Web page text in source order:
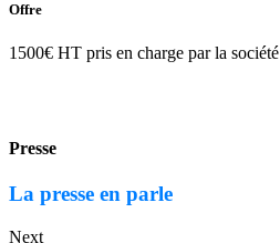
Offre
1500€ HT pris en charge par la société
Presse
La presse en parle
Next